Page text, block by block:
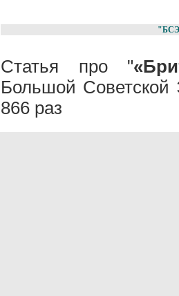
Статья про "
Большой Советской
866 раз